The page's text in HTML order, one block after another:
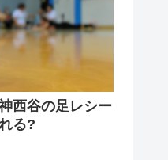
西谷の足レシー
る?